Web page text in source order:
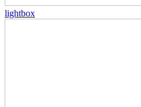
lightbox